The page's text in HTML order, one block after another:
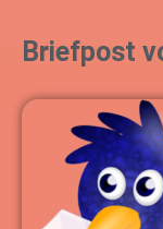
Briefpost